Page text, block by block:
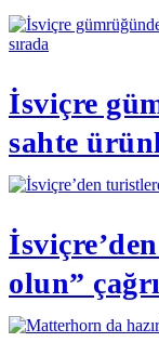
İsviçre
sahte
olun”